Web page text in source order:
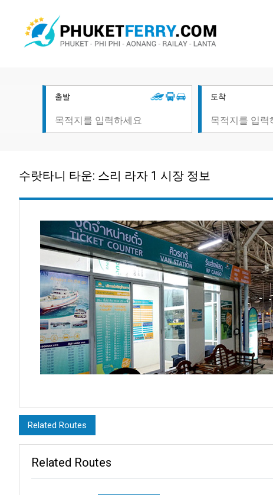
출발 도착
수랏타니 타운: 스리 라자 1 시장 정보
스리 라자 1 시장은 단순한 번잡한 바자르가 아닙니다. 이는 수랏타
Related Routes
Related Routes